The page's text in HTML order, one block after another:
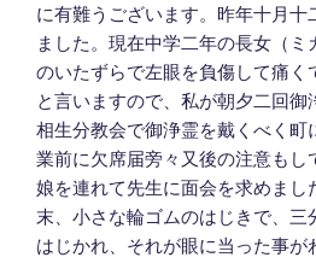
に有難うございます。昨年十月十
ました。現在中学二年の長女（ミ
のいたずらで左眼を負傷して痛く
と言いますので、私が朝夕二回御
相生分教会で御浄霊を戴くべく町
業前に欠席届旁々又後の注意もし
娘を連れて先生に面会を求めまし
末、小さな輪ゴムのはじきで、三
はじかれ、それが眼に当った事が